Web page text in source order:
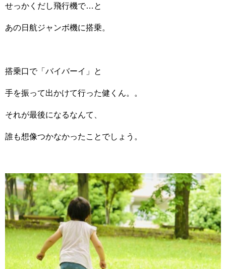
せっかくだし飛行機で…と
あの日航ジャンボ機に搭乗。
搭乗口で「バイバーイ」と
手を振って出かけて行った健くん。。
それが最後になるなんて、
誰も想像つかなかったことでしょう。